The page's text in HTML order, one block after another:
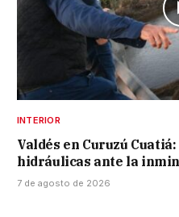
INTERIOR
Valdés en Curuzú
hidráulicas ante la
7 de agosto de 2026